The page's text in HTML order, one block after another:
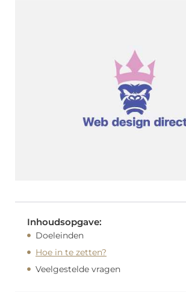
Inhoudsopgave:
Doeleinden
Hoe in te zetten?
Veelgestelde vragen